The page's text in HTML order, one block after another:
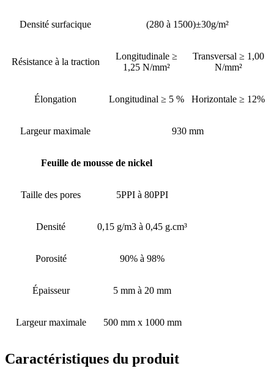
Densité surfacique (280 à 1500)±30g/m²
Résistance à la traction
Longitudinale ≥
1,25 N/mm²
Transversal ≥ 1,00
N/mm²
Élongation Longitudinal ≥ 5 % Horizontale ≥ 12%
Largeur maximale 930 mm
Feuille de mousse de nickel
Taille des pores 5PPI à 80PPI
Densité 0,15 g/m3 à 0,45 g.cm³
Porosité 90% à 98%
Épaisseur 5 mm à 20 mm
Largeur maximale 500 mm x 1000 mm
Caractéristiques du produit